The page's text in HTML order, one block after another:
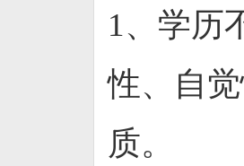
1、学历
性、自
质。